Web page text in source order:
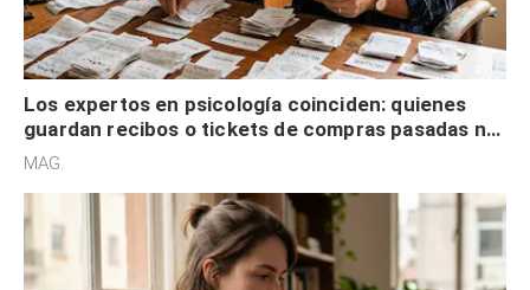
Los expertos en psicología coinciden: quienes
guardan recibos o tickets de compras pasadas no
son acumuladores, sino que tienen necesidad de
MAG.